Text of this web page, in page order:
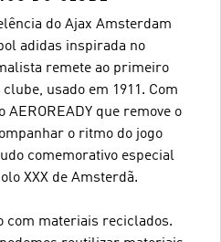
do Ajax Amsterdam
adidas inspirada no
remete ao primeiro
usado em 1911. Com
que remove o
o ritmo do jogo
comemorativo especial
XXX de Amsterdã.
com materiais reciclados.